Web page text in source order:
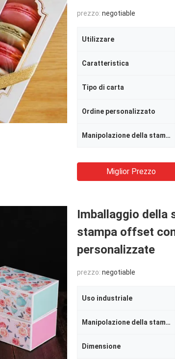
prezzo: negotiable
Utilizzare
Caratteristica
Tipo di carta
Ordine personalizzato
Manipolazione della stampa
Miglior Prezzo
Imballaggio della
stampa offset
personalizzate
prezzo: negotiable
Uso industriale
Manipolazione della stampa
Dimensione